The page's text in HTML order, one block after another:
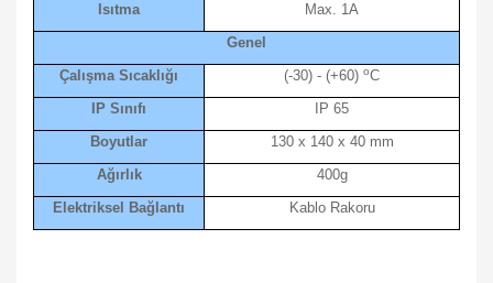
Isıtma
Max. 1A
Genel
Çalışma Sıcaklığı
(-30) - (+60) oC
IP Sınıfı
IP 65
Boyutlar
130 x 140 x 40 mm
Ağırlık
400g
Elektriksel Bağlantı
Kablo Rakoru